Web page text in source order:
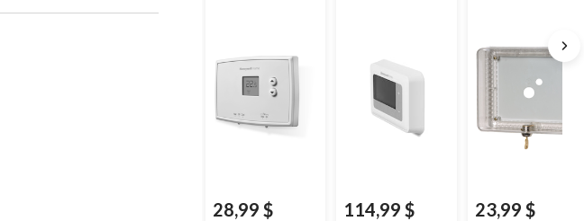
28,99 $ 114,99 $ 23,99 $